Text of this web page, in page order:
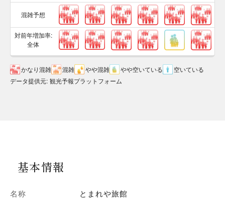
混雑予想
対前年増加率:
全体
かなり混雑 混雑 やや混雑 やや空いている
空いている
データ提供元: 観光予報プラットフォーム
基本情報
名称 とまれや旅館